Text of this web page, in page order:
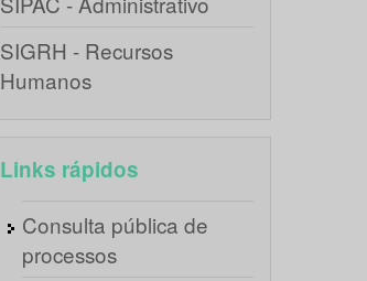
SIGRH - Recursos
Humanos
Links rápidos
Consulta pública de
processos